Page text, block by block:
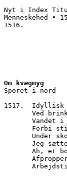
Nyt i Index
Menneskehed •
1516.
Om kvægmyg
Sporet i nord -
1517.  Idyllisk
Ved
Jeg
Ah,